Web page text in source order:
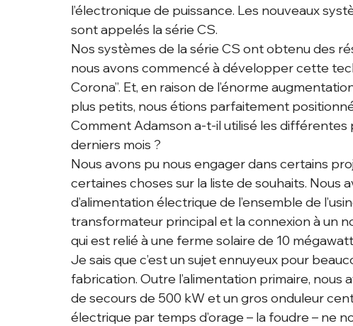
l’électronique de puissance. Les nouveaux
sont appelés la série CS.
Nos systèmes de la série CS ont obtenu des
nous avons commencé à développer cette
Corona”. Et, en raison de l’énorme
plus petits, nous étions parfaitement
Comment Adamson a-t-il utilisé les différentes
derniers mois ?
Nous avons pu nous engager dans certains
certaines choses sur la liste de souhaits. Nous
d’alimentation électrique de l’ensemble de
transformateur principal et la connexion à un
qui est relié à une ferme solaire de 10
Je sais que c’est un sujet ennuyeux pour
fabrication. Outre l’alimentation primaire,
de secours de 500 kW et un gros onduleur
électrique par temps d’orage – la foudre – ne